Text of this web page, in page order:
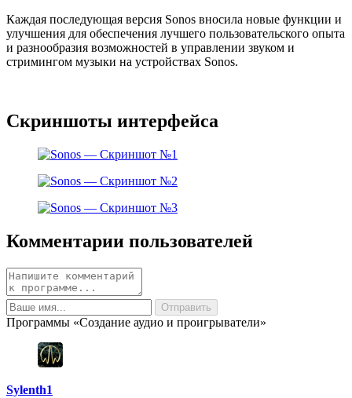
Каждая последующая версия Sonos вносила новые функции и
улучшения для обеспечения лучшего пользовательского опыта
и разнообразия возможностей в управлении звуком и
стримингом музыки на устройствах Sonos.
Скриншоты интерфейса
Комментарии пользователей
Программы «Создание аудио и проигрыватели»
Sylenth1